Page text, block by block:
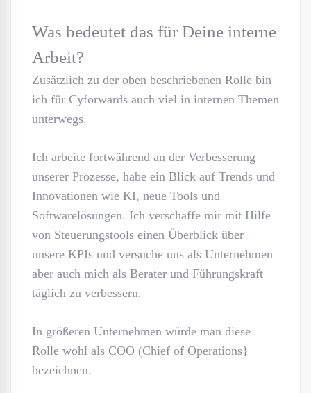
Was bedeutet das für Deine interne
Arbeit?
Zusätzlich zu der oben beschriebenen Rolle bin
ich für Cyforwards auch viel in internen Themen
unterwegs.
Ich arbeite fortwährend an der Verbesserung
unserer Prozesse, habe ein Blick auf Trends und
Innovationen wie KI, neue Tools und
Softwarelösungen. Ich verschaffe mir mit Hilfe
von Steuerungstools einen Überblick über
unsere KPIs und versuche uns als Unternehmen
aber auch mich als Berater und Führungskraft
täglich zu verbessern.
In größeren Unternehmen würde man diese
Rolle wohl als COO (Chief of Operations}
bezeichnen.